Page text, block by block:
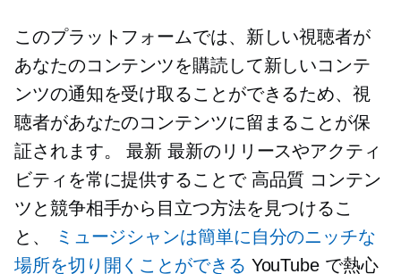
このプラットフォームでは、新しい視聴者が
あなたのコンテンツを購読して新しいコンテ
ンツの通知を受け取ることができるため、視
聴者があなたのコンテンツに留まることが保
証されます。最新 最新のリリースやアクティ
ビティを常に提供することで 高品質 コンテン
ツと競争相手から目立つ方法を見つけるこ
と、
ミュージシャンは簡単に自分のニッチな
場所を切り開くことができる YouTube で熱心